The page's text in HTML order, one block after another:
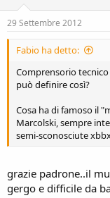
29 Settembre 2012
Fabio ha detto:
Comprensorio
può definire così?
Cosa ha di famoso il
Marcolski, sempre
semi-sconosciute
grazie padrone..il
gergo e difficile da